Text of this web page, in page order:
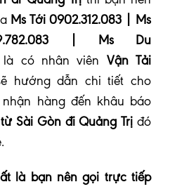
Ms Tới 0902.312.083 | Ms
| Ms Du
là có nhân viên Vận Tải
hướng dẫn chi tiết cho
hàng đến khâu báo
Sài Gòn đi Quảng Trị đó
.
là bạn nên gọi trực tiếp